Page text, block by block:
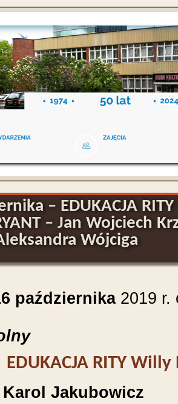
– EDUKACJA
– Jan Wojciech
Wójciga
października2019 r.
EDUKACJA RITY Willy
Karol Jakubowicz